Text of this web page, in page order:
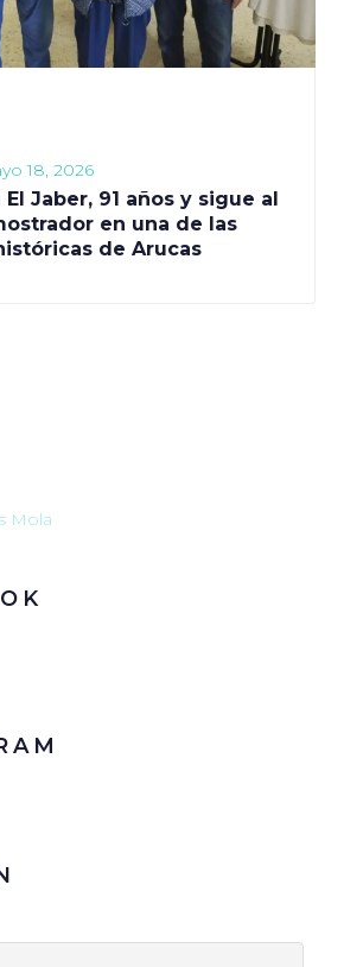
18, 2026
El Jaber, 91 años y sigue al
en una de las
de Arucas